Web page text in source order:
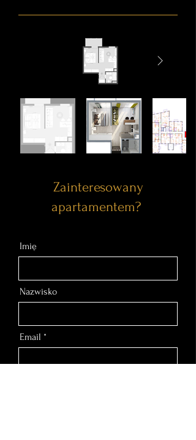
Zainteresowany
apartamentem?
Imię
Nazwisko
Email